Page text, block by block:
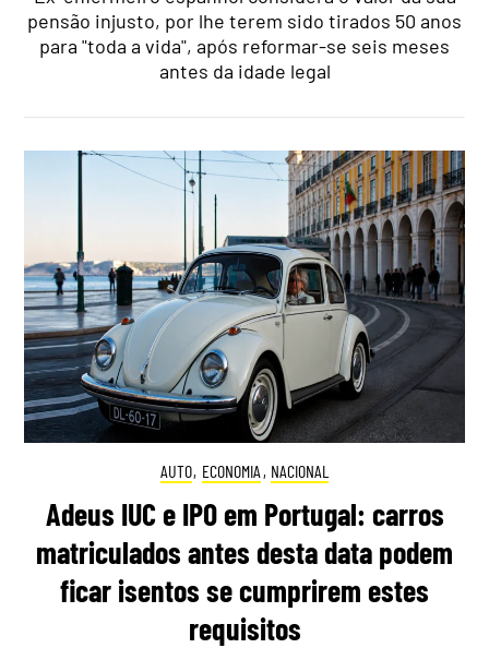
pensão injusto, por lhe terem sido tirados 50 anos
para "toda a vida", após reformar-se seis meses
antes da idade legal
AUTO, ECONOMIA , NACIONAL
Adeus IUC e IPO em Portugal: carros
matriculados antes desta data podem
ficar isentos se cumprirem estes
requisitos